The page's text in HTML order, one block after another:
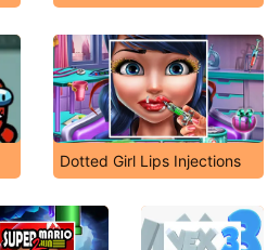
Dotted Girl Lips Injections